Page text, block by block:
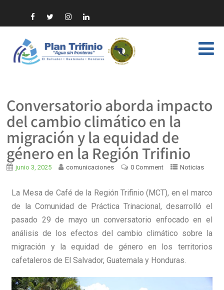
Conversatorio aborda impacto
del cambio climático en la
migración y la equidad de
género en la Región Trifinio
junio 3, 2025 comunicaciones 0 Comment Noticias
La Mesa de Café de la Región Trifinio (MCT), en el marco
de la Comunidad de Práctica Trinacional, desarrolló el
pasado 29 de mayo un conversatorio enfocado en el
análisis de los efectos del cambio climático sobre la
migración y la equidad de género en los territorios
cafetaleros de El Salvador, Guatemala y Honduras.